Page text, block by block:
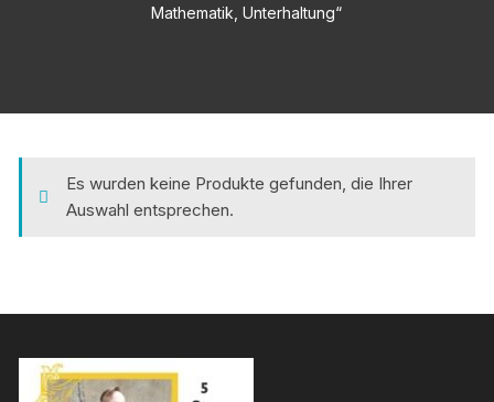
Mathematik, Unterhaltung“
Es wurden keine Produkte gefunden, die Ihrer
Auswahl entsprechen.